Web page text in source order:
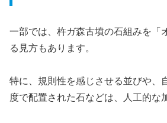
一部では、杵ガ森古墳の石組みを「
る見方もあります。
特に、規則性を感じさせる並びや、
度で配置された石などは、人工的な